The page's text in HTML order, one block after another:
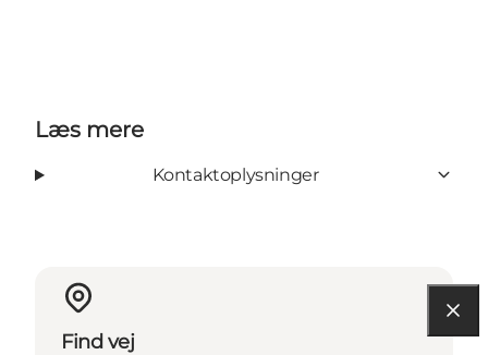
Læs mere
Kontaktoplysninger
Find vej